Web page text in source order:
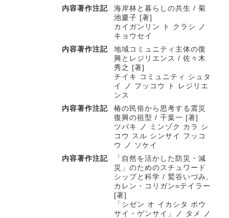
内容著作注記
海岸林と暮らしの共生 / 菊
池慶子 [著]
カイガンリン ト クラシ ノ
キョウセイ
内容著作注記
地域コミュニティ主体の復
興とレジリエンス / 佐々木
秀之 [著]
チイキ コミュニティ シュタ
イ ノ フッコウ ト レジリエ
ンス
内容著作注記
椿の民俗から思考する震災
復興の祖型 / 千葉一 [著]
ツバキ ノ ミンゾク カラ シ
コウ スル シンサイ フッコ
ウ ノ ソケイ
内容著作注記
「自然を活かした防災・減
災」のためのスチュワード
シップと科学 / 鷲谷いづみ,
カレン・コリガン=テイラー
[著]
「シゼン オ イカシタ ボウ
サイ・ゲンサイ」ノ タメ ノ